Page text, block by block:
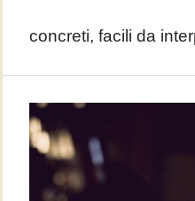
concreti, facili da